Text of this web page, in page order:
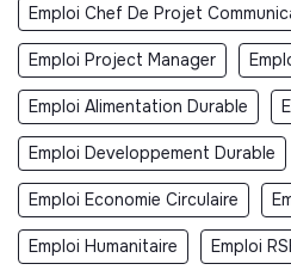
Emploi Chef De Projet
Emploi Project Manager
Emploi Alimentation Durable
Emploi Developpement Durable
Emploi Economie Circulaire
Emploi Humanitaire Emploi